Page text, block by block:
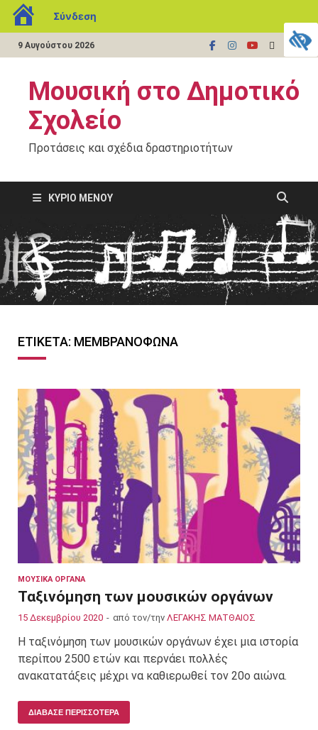
Σύνδεση
9 Αυγούστου 2026
Μουσική στο Δημοτικό
Σχολείο
Προτάσεις και σχέδια δραστηριοτήτων
ΚΎΡΙΟ ΜΕΝΟΎ
ΕΤΙΚΈΤΑ: ΜΕΜΒΡΑΝΌΦΩΝΑ
ΜΟΥΣΙΚΆ ΌΡΓΑΝΑ
Ταξινόμηση των μουσικών οργάνων
15 Δεκεμβρίου 2020 - από τον/την ΛΕΓΑΚΗΣ ΜΑΤΘΑΙΟΣ
Η ταξινόμηση των μουσικών οργάνων έχει μια ιστορία
περίπου 2500 ετών και περνάει πολλές
ανακατατάξεις μέχρι να καθιερωθεί τον 20ο αιώνα.
ΔΙΆΒΑΣΕ ΠΕΡΙΣΣΌΤΕΡΑ